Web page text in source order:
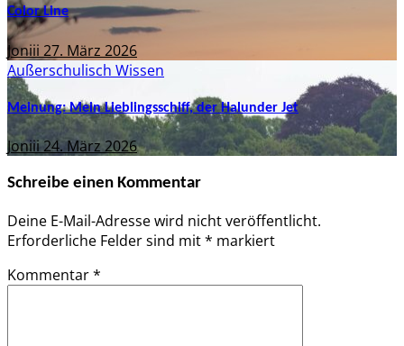
Color Line
Joniii 27. März 2026
Außerschulisch Wissen
Meinung: Mein Lieblingsschiff, der Halunder Jet
Joniii24. März 2026
Schreibe einen Kommentar
Deine E-Mail-Adresse wird nicht veröffentlicht.
Erforderliche Felder sind mit* markiert
Kommentar*